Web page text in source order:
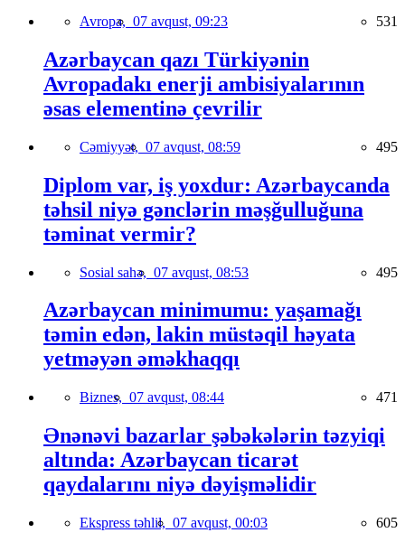
Avropa, 07 avqust, 09:23 531
Azərbaycan qazı Türkiyənin
Avropadakı enerji ambisiyalarının
əsas elementinə çevrilir
Cəmiyyət, 07 avqust, 08:59 495
Diplom var, iş yoxdur: Azərbaycanda
təhsil niyə gənclərin məşğulluğuna
təminat vermir?
Sosial sahə, 07 avqust, 08:53 495
Azərbaycan minimumu: yaşamağı
təmin edən, lakin müstəqil həyata
yetməyən əməkhaqqı
Biznes, 07 avqust, 08:44 471
Ənənəvi bazarlar şəbəkələrin təzyiqi
altında: Azərbaycan ticarət
qaydalarını niyə dəyişməlidir
Ekspress təhlil, 07 avqust, 00:03 605